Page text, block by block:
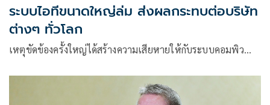
ระบบไอทีขนาดใหญ่ล่ม ส่งผลกระทบต่อบริษัท
ต่างๆ ทั่วโลก
เหตุขัดข้องครั้งใหญ่ได้สร้างความเสียหายให้กับระบบคอมพิว…